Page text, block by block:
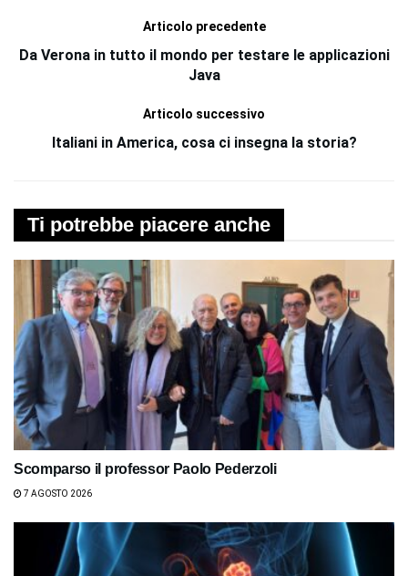
Articolo precedente
Da Verona in tutto il mondo per testare le applicazioni
Java
Articolo successivo
Italiani in America, cosa ci insegna la storia?
Ti potrebbe piacere anche
Scomparso il professor Paolo Pederzoli
7 AGOSTO 2026